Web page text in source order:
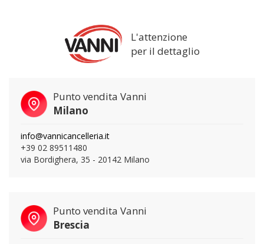
L'attenzione
per il dettaglio
Punto vendita Vanni
Milano
info@vannicancelleria.it
+39 02 89511480
via Bordighera, 35 - 20142 Milano
Punto vendita Vanni
Brescia